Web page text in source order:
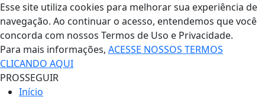
Esse site utiliza cookies para melhorar sua experiência de
navegação. Ao continuar o acesso, entendemos que você
concorda com nossos Termos de Uso e Privacidade.
Para mais informações, ACESSE NOSSOS TERMOS
CLICANDO AQUI
PROSSEGUIR
Início